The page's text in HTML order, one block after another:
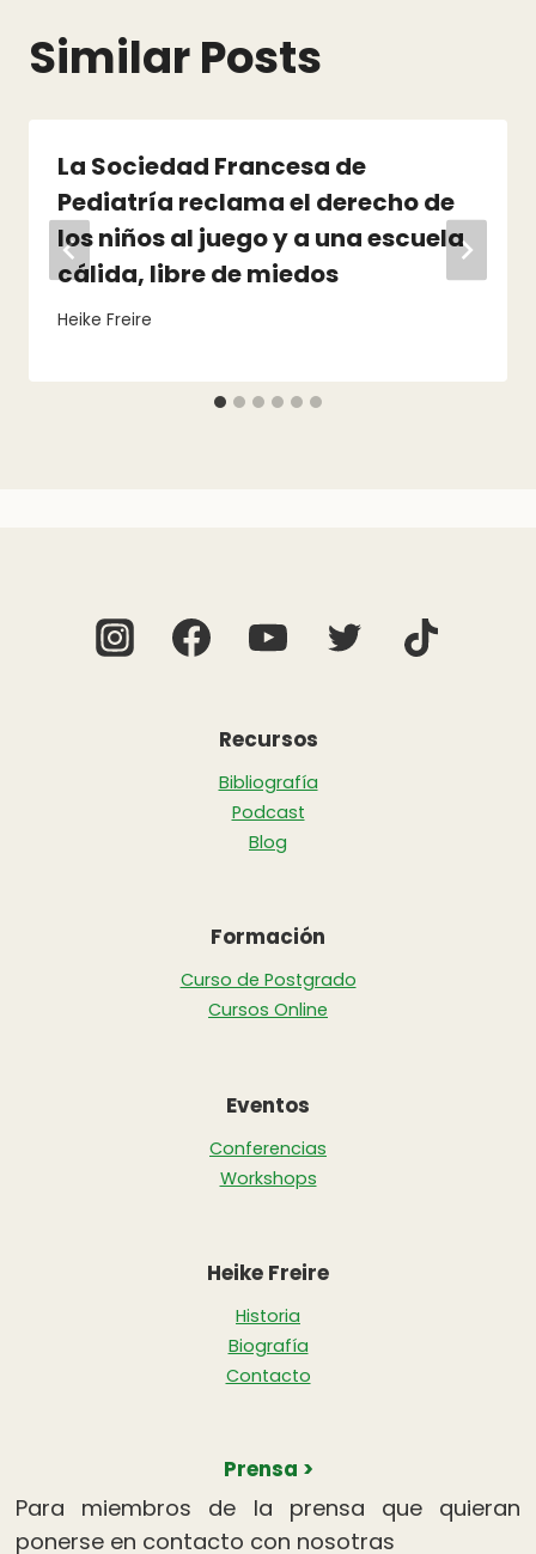
Similar Posts
La Sociedad Francesa de
Pediatría reclama el derecho de
los niños al juego y a una escuela
cálida, libre de miedos
Heike Freire
Recursos
Bibliografía
Podcast
Blog
Formación
Curso de Postgrado
Cursos Online
Eventos
Conferencias
Workshops
Heike Freire
Historia
Biografía
Contacto
Prensa >
Para miembros de la prensa que quieran
ponerse en contacto con nosotras